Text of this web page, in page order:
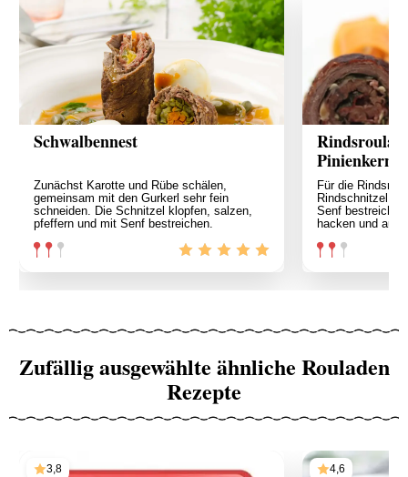
Schwalbennest
Zunächst Karotte und Rübe schälen,
gemeinsam mit den Gurkerl sehr fein
schneiden. Die Schnitzel klopfen, salzen,
pfeffern und mit Senf bestreichen.
Für die
Rindschnitzel
Senf
hacken und auf
Zufällig ausgewählte ähnliche Rouladen
Rezepte
3,8 4,6